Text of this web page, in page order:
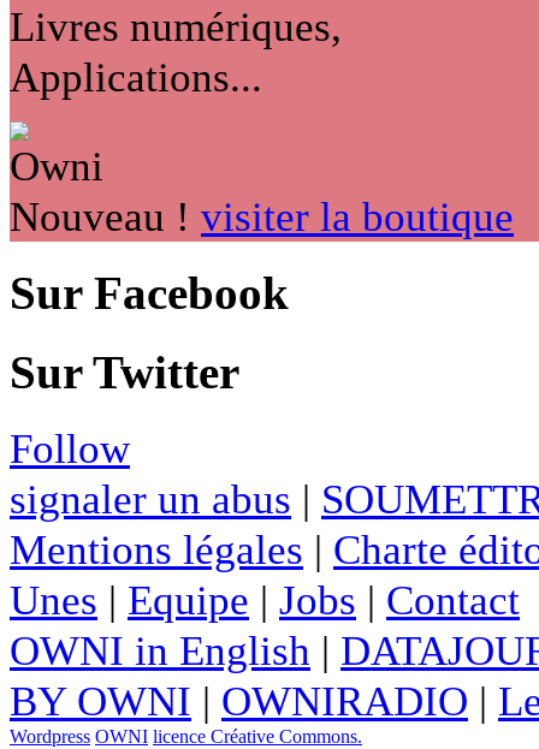
Livres numériques,
Applications...
Nouveau ! visiter la boutique
Sur Facebook
Sur Twitter
Follow
signaler un abus |
Mentions légales | Charte
Unes | Equipe | Jobs | Contact
OWNI in English |
BY OWNI | OWNIRADIO |
Wordpress OWNI licence Créative Commons.